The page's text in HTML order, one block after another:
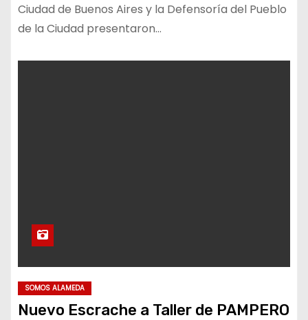
Ciudad de Buenos Aires y la Defensoría del Pueblo
de la Ciudad presentaron…
SOMOS ALAMEDA
Nuevo Escrache a Taller de PAMPERO